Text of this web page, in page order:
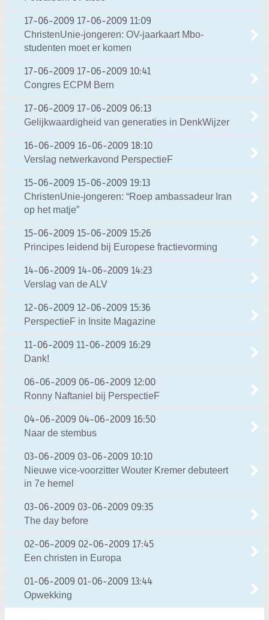
17-06-2009 17-06-2009 11:09
ChristenUnie-jongeren: OV-jaarkaart Mbo-
studenten moet er komen
17-06-2009 17-06-2009 10:41
Congres ECPM Bern
17-06-2009 17-06-2009 06:13
Gelijkwaardigheid van generaties in DenkWijzer
16-06-2009 16-06-2009 18:10
Verslag netwerkavond PerspectieF
15-06-2009 15-06-2009 19:13
ChristenUnie-jongeren: “Roep ambassadeur Iran
op het matje”
15-06-2009 15-06-2009 15:26
Principes leidend bij Europese fractievorming
14-06-2009 14-06-2009 14:23
Verslag van de ALV
12-06-2009 12-06-2009 15:36
PerspectieF in Insite Magazine
11-06-2009 11-06-2009 16:29
Dank!
06-06-2009 06-06-2009 12:00
Ronny Naftaniel bij PerspectieF
04-06-2009 04-06-2009 16:50
Naar de stembus
03-06-2009 03-06-2009 10:10
Nieuwe vice-voorzitter Wouter Kremer debuteert
in 7e hemel
03-06-2009 03-06-2009 09:35
The day before
02-06-2009 02-06-2009 17:45
Een christen in Europa
01-06-2009 01-06-2009 13:44
Opwekking